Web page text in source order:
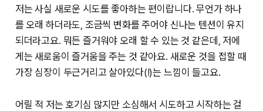
저는 사실 새로운 시도를 좋아하는 편이랍니다. 무언가 하나
를 오래 하더라도, 조금씩 변화를 주어야 신나는 텐션이 유지
되더라고요. 뭐든 즐거워야 오래 할 수 있는 것 같은데, 저에
게는 새로움이 즐거움을 주는 것 같아요. 새로운 것을 접할 때
가장 심장이 두근거리고 살아있다(!)는 느낌이 들고요.
어릴 적 저는 호기심 많지만 소심해서 시도하고 시작하는 걸